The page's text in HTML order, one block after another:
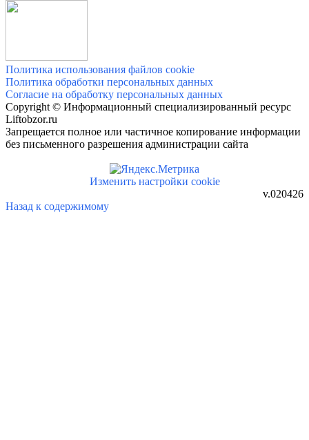
Политика использования файлов cookie
Политика обработки персональных данных
Согласие на обработку персональных данных
Copyright © Информационный специализированный ресурс
Liftobzor.ru
Запрещается полное или частичное копирование информации
без письменного разрешения администрации сайта
Изменить настройки cookie
v.020426
Назад к содержимому